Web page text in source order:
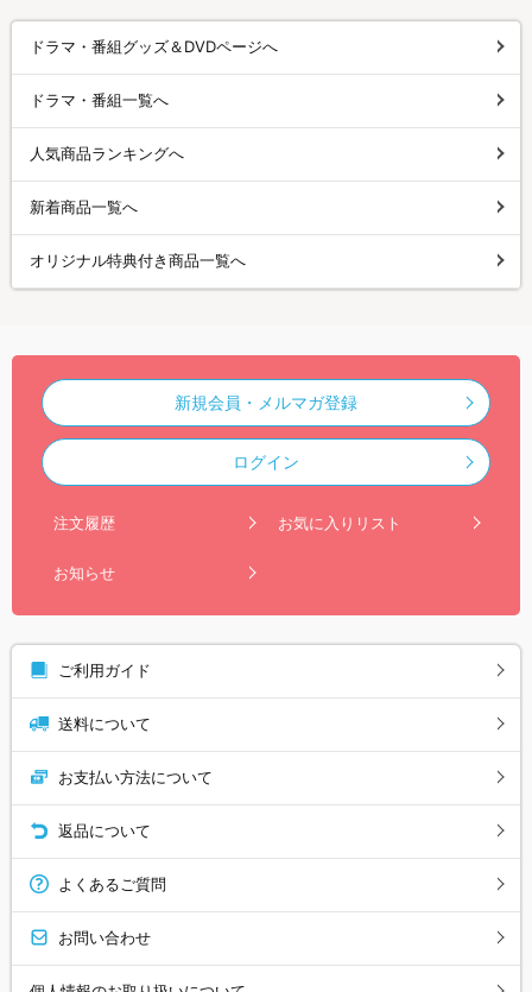
ドラマ・番組グッズ＆DVDページへ
ドラマ・番組一覧へ
人気商品ランキングへ
新着商品一覧へ
オリジナル特典付き商品一覧へ
新規会員・メルマガ登録
ログイン
注文履歴 お気に入りリスト
お知らせ
ご利用ガイド
送料について
お支払い方法について
返品について
よくあるご質問
お問い合わせ